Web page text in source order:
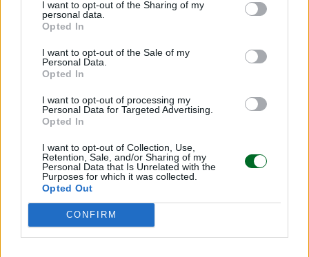
I want to opt-out of the Sharing of my
personal data.
Opted In
I want to opt-out of the Sale of my
Personal Data.
Opted In
I want to opt-out of processing my
Personal Data for Targeted Advertising.
Opted In
I want to opt-out of Collection, Use,
Retention, Sale, and/or Sharing of my
Personal Data that Is Unrelated with the
Purposes for which it was collected.
Opted Out
CONFIRM
Camilla Conti